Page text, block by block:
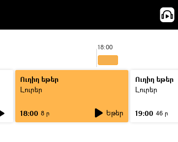
18:00
Ուղիղ եթեր
Լուրեր
18:00 8 ր Եթեր
Ուղիղ եթեր
Լուրեր
19:00 46 ր